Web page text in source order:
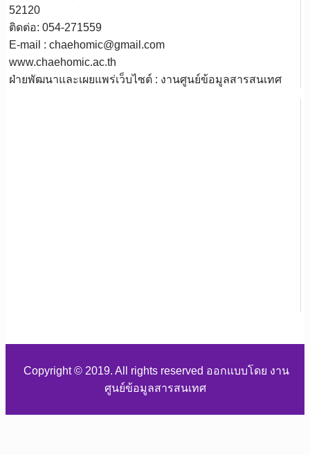
52120
ติดต่อ: 054-271559
E-mail : chaehomic@gmail.com
www.chaehomic.ac.th
ฝ่ายพัฒนาและเผยแพร่เว็บไซต์ : งานศูนย์ข้อมูลสารสนเทศ
Copyright © 2019. All rights reserved ออกแบบโดย งาน
ศูนย์ข้อมูลสารสนเทศ